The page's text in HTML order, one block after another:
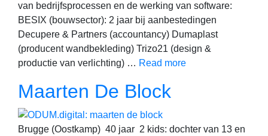
van bedrijfsprocessen en de werking van software:
BESIX (bouwsector): 2 jaar bij aanbestedingen
Decupere & Partners (accountancy) Dumaplast
(producent wandbekleding) Trizo21 (design &
productie van verlichting) … Read more
Maarten De Block
Brugge (Oostkamp) 40 jaar 2 kids: dochter van 13 en